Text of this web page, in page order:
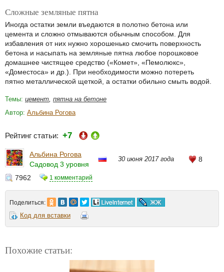
Сложные земляные пятна
Иногда остатки земли въедаются в полотно бетона или
цемента и сложно отмываются обычным способом. Для
избавления от них нужно хорошенько смочить поверхность
бетона и насыпать на земляные пятна любое порошковое
домашнее чистящее средство («Комет», «Пемолюкс»,
«Доместоса» и др.). При необходимости можно потереть
пятно металлической щеткой, а остатки обильно смыть водой.
Темы: цемент, пятна на бетоне
Автор: Альбина Рогова
Рейтинг статьи: +7
Альбина Рогова
Садовод 3 уровня
30 июня 2017 года 8
7962 1 комментарий
Поделиться:
Код для вставки
Похожие статьи: